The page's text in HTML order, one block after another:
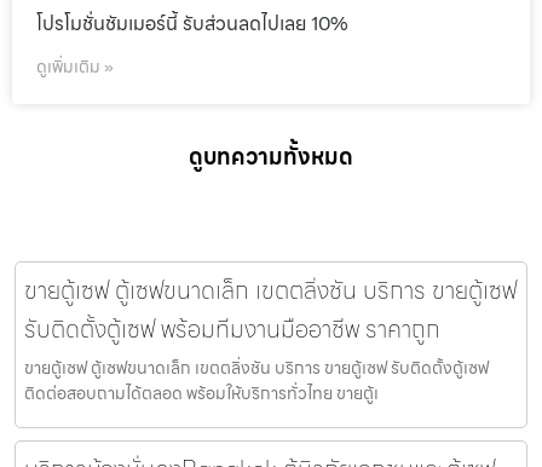
โปรโมชั่นชัมเมอร์นี้ รับส่วนลดไปเลย 10%
ดูเพิ่มเติม »
ดูบทความทั้งหมด
ขายตู้เซฟ ตู้เซฟขนาดเล็ก เขตตลิ่งชัน บริการ ขายตู้เซฟ
รับติดตั้งตู้เซฟ พร้อมทีมงานมืออาชีพ ราคาถูก
ขายตู้เซฟ ตู้เซฟขนาดเล็ก เขตตลิ่งชัน บริการ ขายตู้เซฟ รับติดตั้งตู้เซฟ
ติดต่อสอบถามได้ตลอด พร้อมให้บริการทั่วไทย ขายตู้เ